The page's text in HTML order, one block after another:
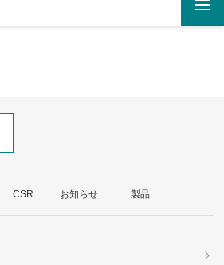
CSR お知らせ 製品